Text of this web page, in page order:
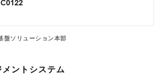
盤ソリューション本部
ントシステム